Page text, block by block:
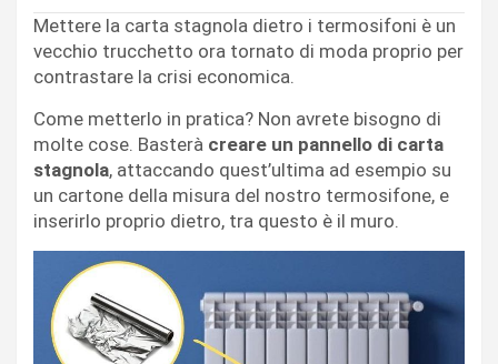
Mettere la carta stagnola dietro i termosifoni è un
vecchio trucchetto ora tornato di moda proprio per
contrastare la crisi economica.
Come metterlo in pratica? Non avrete bisogno di
molte cose. Basterà creare un pannello di carta
stagnola, attaccando quest’ultima ad esempio su
un cartone della misura del nostro termosifone, e
inserirlo proprio dietro, tra questo è il muro.